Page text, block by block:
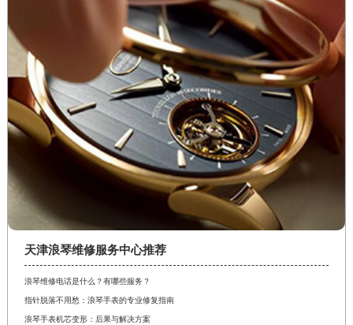
天津浪琴维修服务中心推荐
浪琴维修电话是什么？有哪些服务？
指针脱落不用愁：浪琴手表的专业修复指南
浪琴手表机芯变形：后果与解决方案